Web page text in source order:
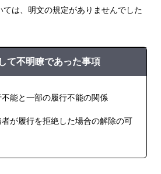
ては、明文の規定がありませんでした
て不明瞭であった事項
不能と一部の履行不能の関係
者が履行を拒絶した場合の解除の可